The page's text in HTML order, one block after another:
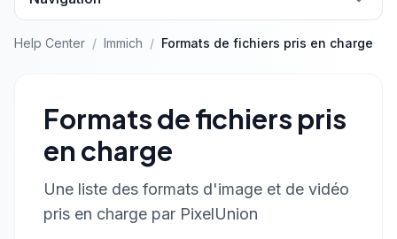
Help Center / Immich / Formats de fichiers pris en charge
Formats de fichiers pris
en charge
Une liste des formats d'image et de vidéo
pris en charge par PixelUnion